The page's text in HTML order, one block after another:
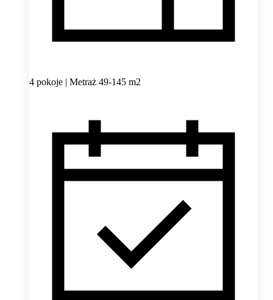
4 pokoje | Metraż 49-145 m2